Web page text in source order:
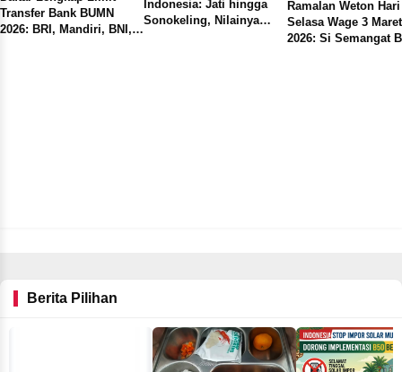
BUMN
Mandiri, BNI,
Indonesia: Jati hingga
Sonokeling, Nilainya
Disebut Setara 12 Gram
Ramalan Weton Hari Ini
Selasa Wage 3 Maret
2026: Si Semangat Baja
Berita Pilihan